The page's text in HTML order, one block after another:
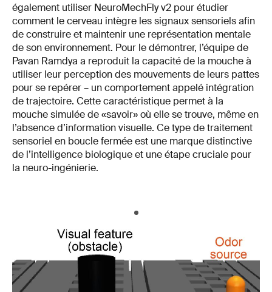
également utiliser NeuroMechFly v2 pour étudier
comment le cerveau intègre les signaux sensoriels afin
de construire et maintenir une représentation mentale
de son environnement. Pour le démontrer, l’équipe de
Pavan Ramdya a reproduit la capacité de la mouche à
utiliser leur perception des mouvements de leurs pattes
pour se repérer – un comportement appelé intégration
de trajectoire. Cette caractéristique permet à la
mouche simulée de «savoir» où elle se trouve, même en
l’absence d’information visuelle. Ce type de traitement
sensoriel en boucle fermée est une marque distinctive
de l’intelligence biologique et une étape cruciale pour
la neuro-ingénierie.